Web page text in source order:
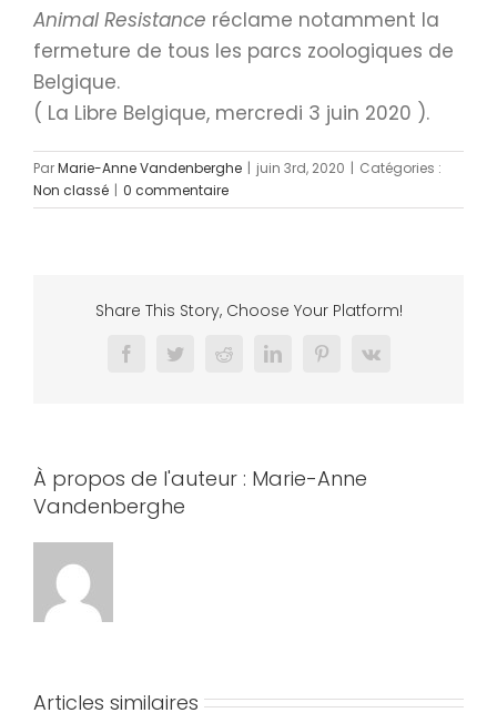
Animal Resistance réclame notamment la
fermeture de tous les parcs zoologiques de
Belgique.
( La Libre Belgique, mercredi 3 juin 2020 ).
ParMarie-Anne Vandenberghe | juin 3rd, 2020 | Catégories :
Non classé | 0 commentaire
Share This Story, Choose Your Platform!
FacebookTwitterRedditLinkedInPinterest
Vk
À propos de l'auteur : Marie-Anne
Vandenberghe
Articles similaires